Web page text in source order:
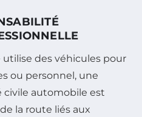
des véhicules pour
ou personnel, une
civile automobile est
la route liés aux